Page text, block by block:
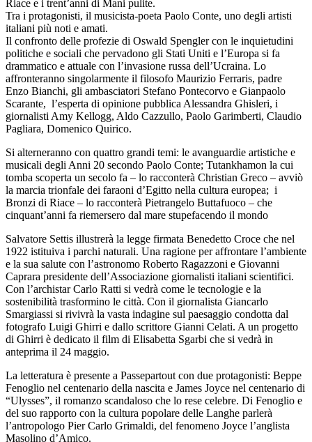
Riace e i trent’anni di Mani pulite.
Tra i protagonisti, il musicista-poeta Paolo Conte, uno degli artisti
italiani più noti e amati.
Il confronto delle profezie di Oswald Spengler con le inquietudini
politiche e sociali che pervadono gli Stati Uniti e l’Europa si fa
drammatico e attuale con l’invasione russa dell’Ucraina. Lo
affronteranno singolarmente il filosofo Maurizio Ferraris, padre
Enzo Bianchi, gli ambasciatori Stefano Pontecorvo e Gianpaolo
Scarante, l’esperta di opinione pubblica Alessandra Ghisleri, i
giornalisti Amy Kellogg, Aldo Cazzullo, Paolo Garimberti, Claudio
Pagliara, Domenico Quirico.
Si alterneranno con quattro grandi temi: le avanguardie artistiche e
musicali degli Anni 20 secondo Paolo Conte; Tutankhamon la cui
tomba scoperta un secolo fa – lo racconterà Christian Greco – avviò
la marcia trionfale dei faraoni d’Egitto nella cultura europea; i
Bronzi di Riace – lo racconterà Pietrangelo Buttafuoco – che
cinquant’anni fa riemersero dal mare stupefacendo il mondo
Salvatore Settis illustrerà la legge firmata Benedetto Croce che nel
1922 istituiva i parchi naturali. Una ragione per affrontare l’ambiente
e la sua salute con l’astronomo Roberto Ragazzoni e Giovanni
Caprara presidente dell’Associazione giornalisti italiani scientifici.
Con l’archistar Carlo Ratti si vedrà come le tecnologie e la
sostenibilità trasformino le città. Con il giornalista Giancarlo
Smargiassi si rivivrà la vasta indagine sul paesaggio condotta dal
fotografo Luigi Ghirri e dallo scrittore Gianni Celati. A un progetto
di Ghirri è dedicato il film di Elisabetta Sgarbi che si vedrà in
anteprima il 24 maggio.
La letteratura è presente a Passepartout con due protagonisti: Beppe
Fenoglio nel centenario della nascita e James Joyce nel centenario di
“Ulysses”, il romanzo scandaloso che lo rese celebre. Di Fenoglio e
del suo rapporto con la cultura popolare delle Langhe parlerà
l’antropologo Pier Carlo Grimaldi, del fenomeno Joyce l’anglista
Masolino d’Amico.